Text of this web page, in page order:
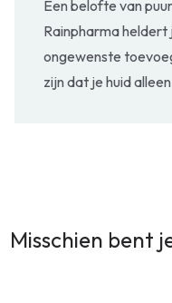
Een belofte van
Rainpharma
ongewenste
zijn dat je huid
Misschien bent